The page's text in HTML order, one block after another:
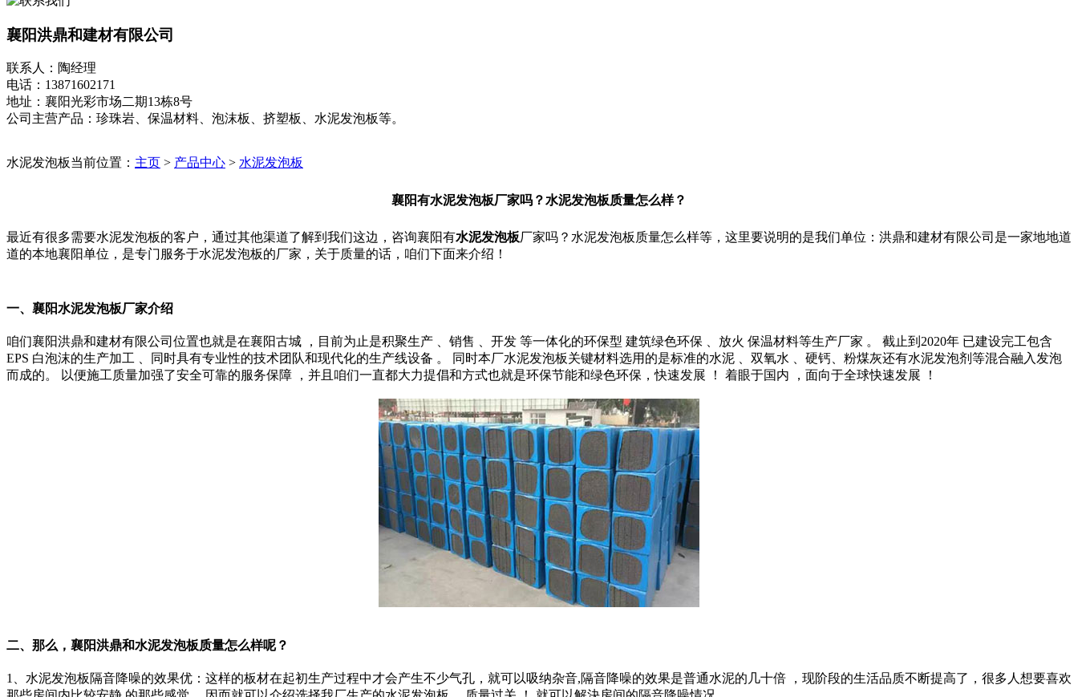
襄阳洪鼎和建材有限公司
联系人：陶经理
电话：13871602171
地址：襄阳光彩市场二期13栋8号
公司主营产品：珍珠岩、保温材料、泡沫板、挤塑板、水泥发泡板等。
水泥发泡板当前位置： 主页 > 产品中心 > 水泥发泡板
襄阳有水泥发泡板厂家吗？水泥发泡板质量怎么样？
最近有很多需要水泥发泡板的客户，通过其他渠道了解到我们这边，咨询襄阳有水泥发泡板厂家吗？水泥发泡板质量怎么样等，这里要说明的是我们单位：洪鼎和建材有限公司是一家地地道
道的本地襄阳单位，是专门服务于水泥发泡板的厂家，关于质量的话，咱们下面来介绍！
一、襄阳水泥发泡板厂家介绍
咱们襄阳洪鼎和建材有限公司位置也就是在襄阳古城 ，目前为止是积聚生产 、销售 、开发 等一体化的环保型 建筑绿色环保 、放火 保温材料等生产厂家 。 截止到2020年 已建设完工包含
EPS 白泡沫的生产加工 、同时具有专业性的技术团队和现代化的生产线设备 。 同时本厂水泥发泡板关键材料选用的是标准的水泥 、双氧水 、硬钙、粉煤灰还有水泥发泡剂等混合融入发泡
而成的。 以便施工质量加强了安全可靠的服务保障 ，并且咱们一直都大力提倡和方式也就是环保节能和绿色环保，快速发展 ！ 着眼于国内 ，面向于全球快速发展 ！
二、那么，襄阳洪鼎和水泥发泡板质量怎么样呢？
1、水泥发泡板隔音降噪的效果优：这样的板材在起初生产过程中才会产生不少气孔，就可以吸纳杂音,隔音降噪的效果是普通水泥的几十倍 ，现阶段的生活品质不断提高了，很多人想要喜欢